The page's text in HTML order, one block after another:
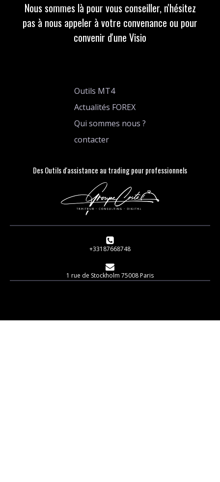
Nous sommes là pour vous conseiller, n'hésitez
pas à nous appeler à votre convenance ou pour
convenir d'une Visio
Outils MT4
Actualités FOREX
Qui sommes nous ?
contacter
Des Outils d'assistance au trading pour professionnels
+33187668748
1 rue de Stockholm 75008 Paris